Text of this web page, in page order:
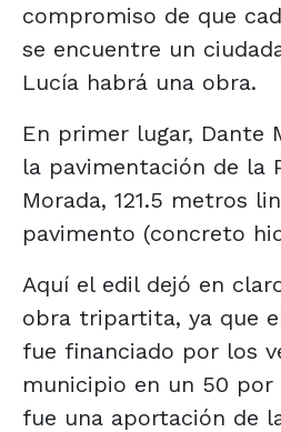
compromiso de que
se encuentre un
Lucía habrá una obra.
En primer lugar, Dante
la pavimentación de la
Morada, 121.5 metros
pavimento (concreto
Aquí el edil dejó en
obra tripartita, ya que
fue financiado por los
municipio en un 50
fue una aportación de